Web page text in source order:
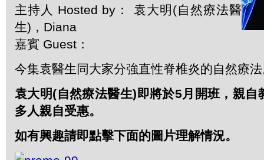
主持人 Hosted by： 袁大明(自然療法醫
生)，Diana
嘉賓 Guest：
今集袁醫生同大家分強直性脊椎炎的自然療
袁大明(自然療法醫生)即將於5月開班，親自
多人親自受惠。
如有興趣請即點擊下面的圖片理解情況。